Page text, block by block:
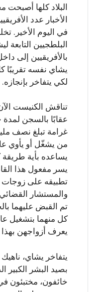
البلاد كلها أصبحت
الأخبار عدد
في اليوم الأخير.
البلطجيين التابعة
بالأفريقيين إلى
يشاي نفسه تقريبًا
لكي يتفاخر بإنجازه.
تناقش الكنيست
عقابًا بالسجن
غرامة تبلغ نصف
من يشغّل أو يأوي
يساعده بأية
يسر مفعول هذا
تطبيقه على زوجات
والمستشار القضائي
تم القبض عليهما
كل منهما بتشغيل
يعرف أزواجهن بهذا
يتفاخر يشاي،
بصيد البشر الكبير
خائفون، مختبئون